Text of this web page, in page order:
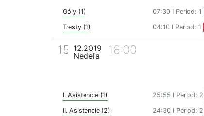
Góly (1) 07:30 I Period: 1
Tresty (1) 04:10 I Period: 1
15 12.2019
Nedeľa
18:00
I. Asistencie (1) 25:55 I Period: 2
II. Asistencie (2) 24:30 I Period: 2